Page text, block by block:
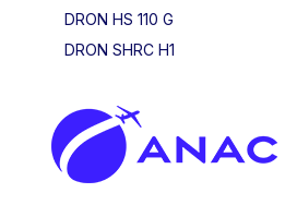
DRON HS 110 G
DRON SHRC H1